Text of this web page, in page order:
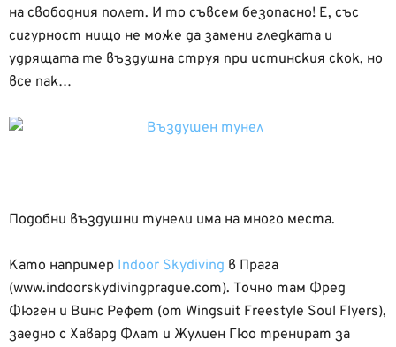
на свободния полет. И то съвсем безопасно! Е, със
сигурност нищо не може да замени гледката и
удрящата те въздушна струя при истинския скок, но
все пак…
Подобни въздушни тунели има на много места.
Като например Indoor Skydiving в Прага
(www.indoorskydivingprague.com). Точно там Фред
Фюген и Винс Рефет (от Wingsuit Freestyle Soul Flyers),
заедно с Хавард Флат и Жулиен Гюо тренират за